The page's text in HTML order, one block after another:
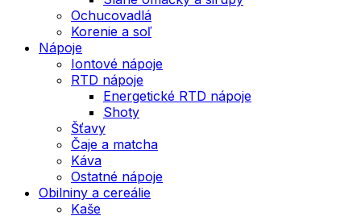
Ochucovadlá
Korenie a soľ
Nápoje
Iontové nápoje
RTD nápoje
Energetické RTD nápoje
Shoty
Šťavy
Čaje a matcha
Káva
Ostatné nápoje
Obilniny a cereálie
Kaše